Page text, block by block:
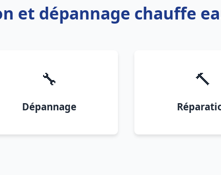
et dépannage chauffe
🔧
Dépannage
🔨